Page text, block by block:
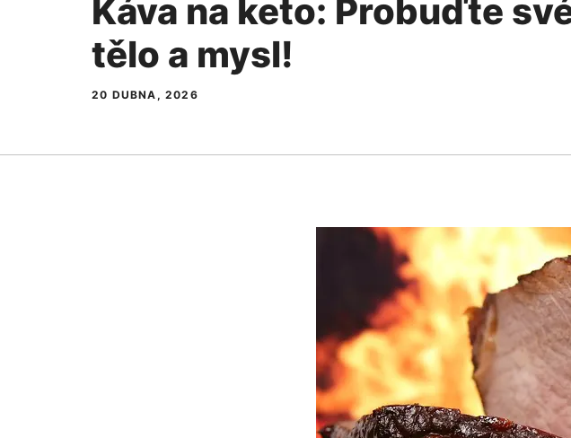
Káva na keto: Probuďte
tělo a mysl!
20 DUBNA, 2026